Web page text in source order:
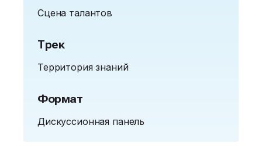
Сцена талантов
Трек
Территория знаний
Формат
Дискуссионная панель